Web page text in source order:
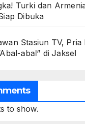
Turki dan
Dibuka
Stasiun TV, Pria
abal” di Jaksel
to show.